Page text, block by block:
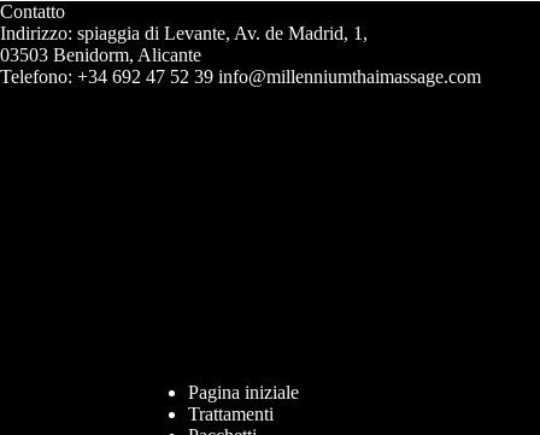
Contatto
Indirizzo: spiaggia di Levante, Av. de Madrid, 1,
03503 Benidorm, Alicante
Telefono: +34 692 47 52 39 info@millenniumthaimassage.com
Pagina iniziale
Trattamenti